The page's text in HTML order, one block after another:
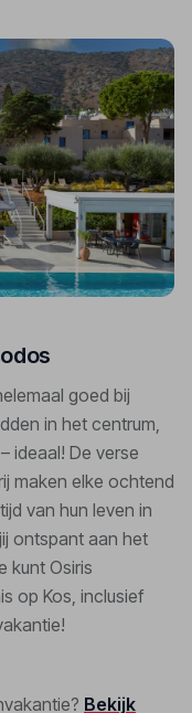
goed bij
in het centrum,
ideaal! De verse
maken elke ochtend
van hun leven in
ontspant aan het
kunt Osiris
op Kos, inclusief
Bekijk